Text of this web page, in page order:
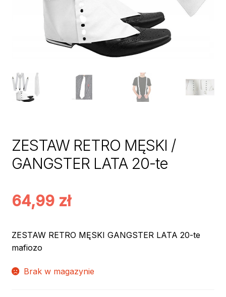
ZESTAW RETRO MĘSKI /
GANGSTER LATA 20-te
64,99 zł
ZESTAW RETRO MĘSKI GANGSTER LATA 20-te
mafiozo
Brak w magazynie